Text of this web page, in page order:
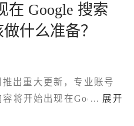
在 Google 搜索
什么准备？
出重大更新，专业账号
容将开始出现在Google搜
片、Reels、轮播帖及其
... 展开